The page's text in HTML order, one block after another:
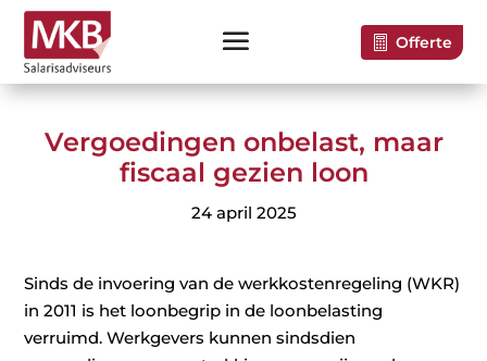
Offerte
Vergoedingen onbelast, maar
fiscaal gezien loon
24 april 2025
Sinds de invoering van de werkkostenregeling (WKR)
in 2011 is het loonbegrip in de loonbelasting
verruimd. Werkgevers kunnen sindsdien